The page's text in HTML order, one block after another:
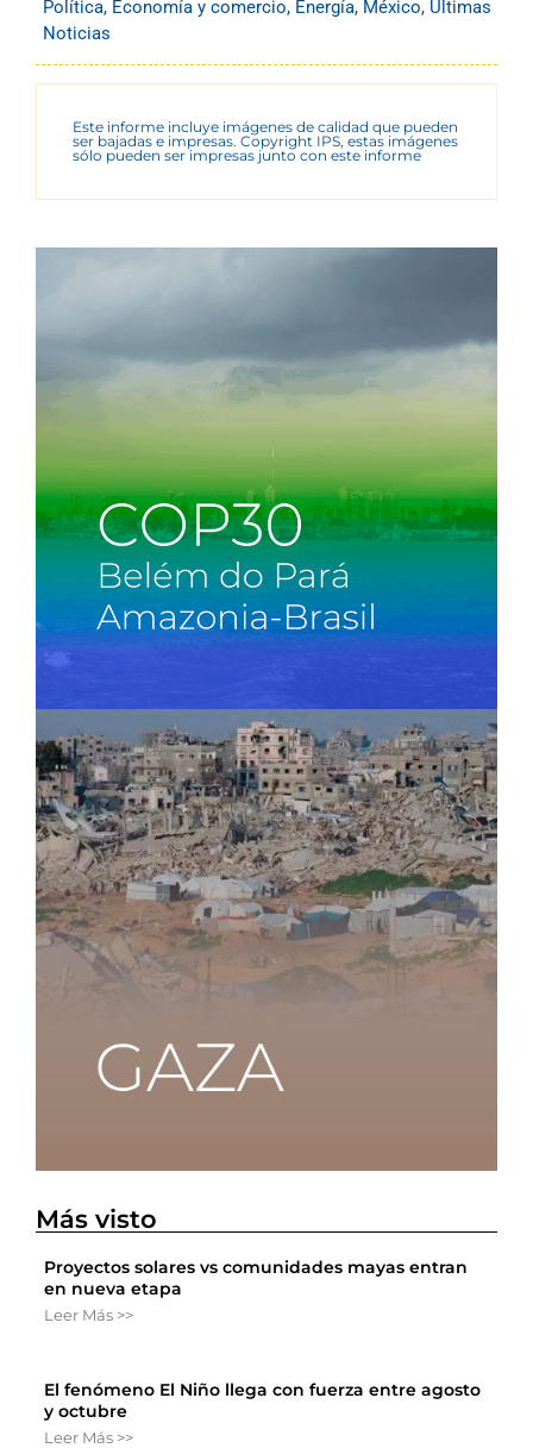
Política, Economía y comercio, Energía, México, Últimas
Noticias
Este informe incluye imágenes de calidad que pueden
ser bajadas e impresas. Copyright IPS, estas imágenes
sólo pueden ser impresas junto con este informe
Más visto
Proyectos solares vs comunidades mayas entran
en nueva etapa
Leer Más >>
El fenómeno El Niño llega con fuerza entre agosto
y octubre
Leer Más >>